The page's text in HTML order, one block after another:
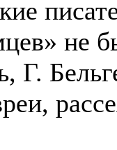
не
Г.